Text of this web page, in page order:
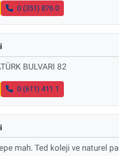
0 (351) 876 0
BULVARI 82
0 (611) 411 1
mah. Ted koleji ve naturel